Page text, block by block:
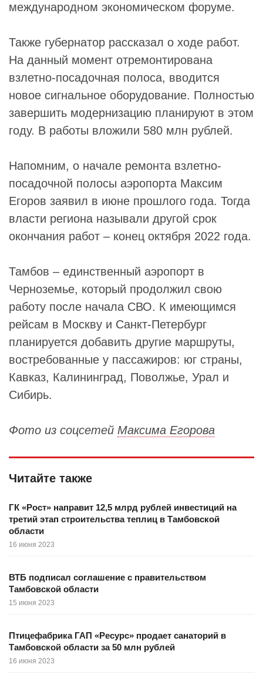
международном экономическом форуме.
Также губернатор рассказал о ходе работ.
На данный момент отремонтирована
взлетно-посадочная полоса, вводится
новое сигнальное оборудование. Полностью
завершить модернизацию планируют в этом
году. В работы вложили 580 млн рублей.
Напомним, о начале ремонта взлетно-
посадочной полосы аэропорта Максим
Егоров заявил в июне прошлого года. Тогда
власти региона называли другой срок
окончания работ – конец октября 2022 года.
Тамбов – единственный аэропорт в
Черноземье, который продолжил свою
работу после начала СВО. К имеющимся
рейсам в Москву и Санкт-Петербург
планируется добавить другие маршруты,
востребованные у пассажиров: юг страны,
Кавказ, Калининград, Поволжье, Урал и
Сибирь.
Фото из соцсетей Максима Егорова
Читайте также
ГК «Рост» направит 12,5 млрд рублей инвестиций на
третий этап строительства теплиц в Тамбовской
области
16 июня 2023
ВТБ подписал соглашение с правительством
Тамбовской области
15 июня 2023
Птицефабрика ГАП «Ресурс» продает санаторий в
Тамбовской области за 50 млн рублей
16 июня 2023